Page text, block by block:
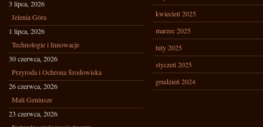
3 lipca, 2026
Jelenia Góra
1 lipca, 2026
Technologie i Innowacje
30 czerwca, 2026
Przyroda i Ochrona Środowiska
26 czerwca, 2026
Mali Geniusze
23 czerwca, 2026
kwiecień 2025
marzec 2025
luty 2025
styczeń 2025
grudzień 2024